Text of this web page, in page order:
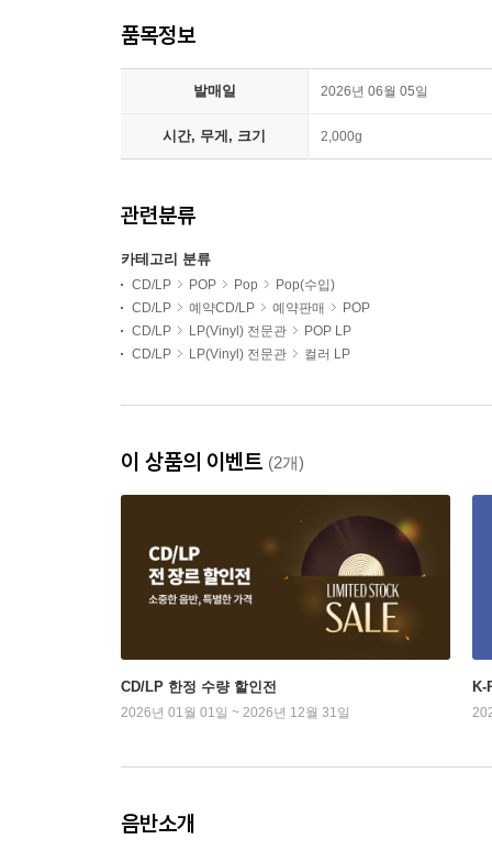
품목정보
발매일 2026년 06월 05일
시간, 무게, 크기 2,000g
관련분류
카테고리 분류
CD/LP POP Pop
Pop(수입)
CD/LP
예약CD/LP 예약판매
POP
CD/LP
LP(Vinyl) 전문관
POP LP
CD/LP
LP(Vinyl) 전문관 컬러 LP
이 상품의 이벤트 (2개)
CD/LP 한정 수량 할인전
2026년 01월 01일 ~ 2026년 12월 31일
K-
음반소개